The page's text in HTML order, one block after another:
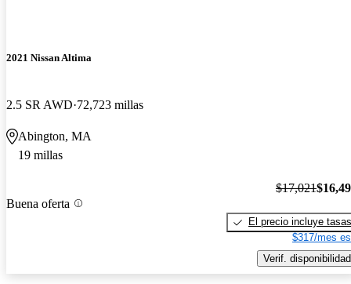
2021 Nissan Altima
2.5 SR AWD 72,723 millas
Abington, MA
19 millas
Buena oferta
$17,021
El precio incluye tasas
$317/mes
Verif. disponibilidad